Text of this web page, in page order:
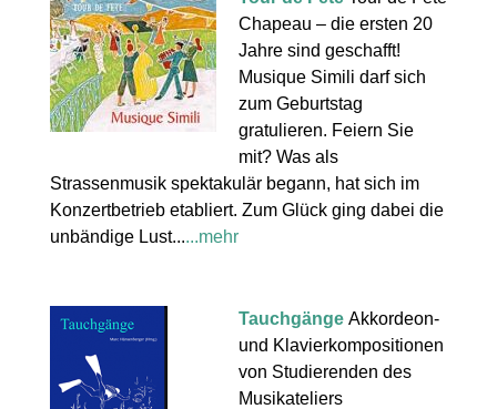
Chapeau – die ersten 20
Jahre sind geschafft!
Musique Simili darf sich
zum Geburtstag
gratulieren. Feiern Sie
mit? Was als
Strassenmusik spektakulär begann, hat sich im
Konzertbetrieb etabliert. Zum Glück ging dabei die
unbändige Lust......mehr
Tauchgänge Akkordeon-
und Klavierkompositionen
von Studierenden des
Musikateliers